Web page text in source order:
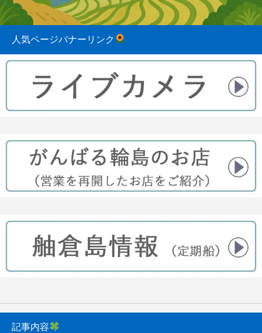
白米千枚田 あぜのきらめき（アルバム）
2023.08.31
今日の白米千枚田
人気ページバナーリンク
記事内容